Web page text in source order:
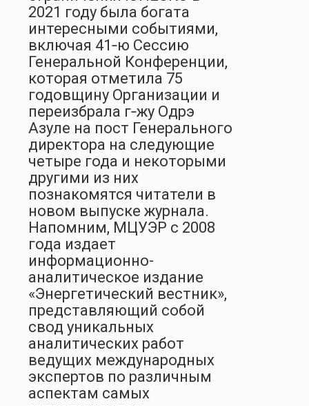
2021 году была богата
интересными событиями,
включая 41‑ю Сессию
Генеральной Конференции,
которая отметила 75
годовщину Организации и
переизбрала г‑жу Одрэ
Азуле на пост Генерального
директора на следующие
четыре года и некоторыми
другими из них
познакомятся читатели в
новом выпуске журнала.
Напомним, МЦУЭР с 2008
года издает
информационно-
аналитическое издание
«Энергетический вестник»,
представляющий собой
свод уникальных
аналитических работ
ведущих международных
экспертов по различным
аспектам самых